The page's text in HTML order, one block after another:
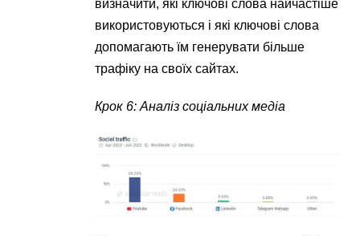
визначити, які ключові слова найчастіше
використовуються і які ключові слова
допомагають їм генерувати більше
трафіку на своїх сайтах.
Крок 6: Аналіз соціальних медіа